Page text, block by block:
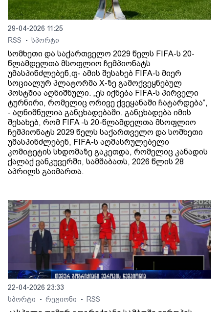
29-04-2026 11:25
RSS
• სპორტი
სომხეთი და საქართველო 2029 წელს FIFA-ს 20-
წლამდელთა მსოფლიო ჩემპიონატს
უმასპინძლებენ,ფ- ამის შესახებ FIFA-ს მიერ
სოციალურ პლატორმა X-ზე გამოქვეყნებულ
პოსტშია აღნიშნული. „ეს იქნება FIFA-ს პირველი
ტურნირი, რომელიც ორივე ქვეყანაში ჩატარდება“,
- აღნიშნულია განცხადებაში. განცხადება იმის
შესახებ, რომ FIFA -ს 20-წლამდელთა მსოფლიო
ჩემპიონატს 2029 წელს საქართველო და სომხეთი
უმასპინძლებენ, FIFA-ს აღმასრულებელი
კომიტეტის სხდომაზე გაკეთდა, რომელიც კანადის
ქალაქ ვანკუვერში, სამშაბათს, 2026 წლის 28
აპრილს გაიმართა.
22-04-2026 23:33
სპორტი
• რეგიონი • RSS